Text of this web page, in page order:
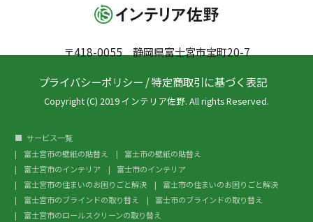
〒418-0055 静岡県富士宮市宝町20-7
プライバシーポリシー /特定商取引に基づく表記
Copyright (C) 2019 インテリア佐野. All rights Reserved.
サービス一覧
富士宮市の壁紙の貼替え
富士市の壁紙の貼替え
富士宮市のインテリア
富士市のインテリア
富士宮市の住まいのお困りごと解決
富士市の住まいのお困りごと解決
富士宮市のブラインドの取り替え
富士市のブラインドの取り替え
富士宮市のロールスクリーンの取り替え